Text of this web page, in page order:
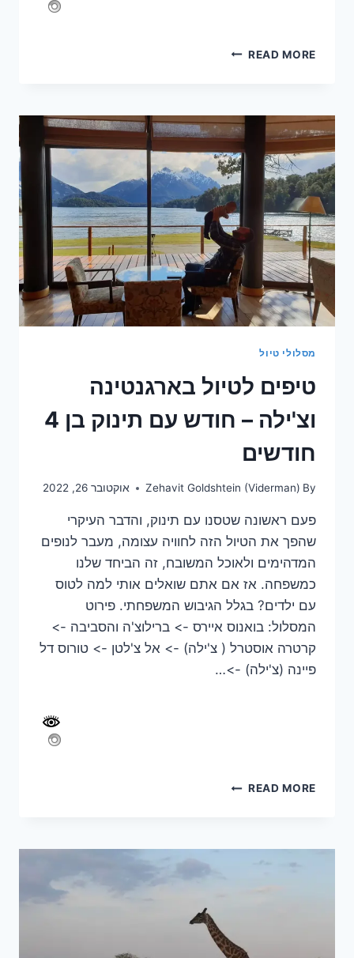
READ MOREטיפים
ילדים
מסלולי טיול
טיפים לטיול בארגנטינה
וצ'ילה – חודש עם תינוק בן 4
חודשים
By
Zehavit Goldshtein (Viderman) אוקטובר 26, 2022
פעם ראשונה שטסנו עם תינוק, והדבר העיקרי
שהפך את הטיול הזה לחוויה עצומה, מעבר לנופים
המדהימים ולאוכל המשובח, זה הביחד שלנו
כמשפחה. אז אם אתם שואלים אותי למה לטוס
עם ילדים? בגלל הגיבוש המשפחתי. פירוט
המסלול: בואנוס איירס -> ברילוצ'ה והסביבה ->
קרטרה אוסטרל ( צ'ילה) -> אל צ'לטן -> טורוס דל
פיינה (צ'ילה) ->…
READ MOREטיפים
–
חודשים